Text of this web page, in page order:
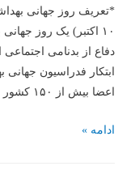
*تعریف روز جهانی
۱۰ اکتبر) یک روز
ابتکار فدراسیون
اعضا بیش از ۱۵۰ کشور جهان جشن گرفته …
بهادامه »